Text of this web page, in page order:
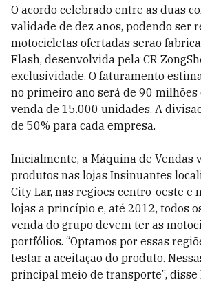
O acordo celebrado entre as duas
validade de dez anos, podendo ser
motocicletas ofertadas serão
Flash, desenvolvida pela CR
exclusividade. O faturamento
no primeiro ano será de 90 milhões
venda de 15.000 unidades. A
de 50% para cada empresa.
Inicialmente, a Máquina de Vendas
produtos nas lojas Insinuantes
City Lar, nas regiões centro-oeste e
lojas a princípio e, até 2012, todos
venda do grupo devem ter as
portfólios. “Optamos por essas
testar a aceitação do produto.
principal meio de transporte”, disse